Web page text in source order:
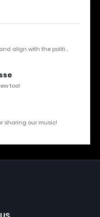
align with the politi...
too!
sharing our music!